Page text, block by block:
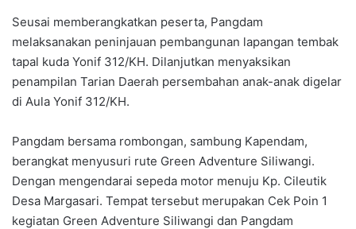
Seusai memberangkatkan peserta, Pangdam
melaksanakan peninjauan pembangunan lapangan tembak
tapal kuda Yonif 312/KH. Dilanjutkan menyaksikan
penampilan Tarian Daerah persembahan anak-anak digelar
di Aula Yonif 312/KH.
Pangdam bersama rombongan, sambung Kapendam,
berangkat menyusuri rute Green Adventure Siliwangi.
Dengan mengendarai sepeda motor menuju Kp. Cileutik
Desa Margasari. Tempat tersebut merupakan Cek Poin 1
kegiatan Green Adventure Siliwangi dan Pangdam